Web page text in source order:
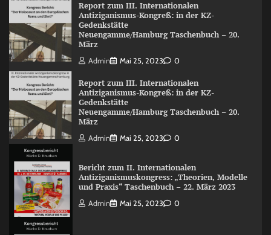
Report zum III. Internationalen
Antiziganismus-Kongreß: in der KZ-
Gedenkstätte
Neuengamme/Hamburg Taschenbuch – 20.
März
Admin Mai 25, 2023 0
Report zum III. Internationalen
Antiziganismus-Kongreß: in der KZ-
Gedenkstätte
Neuengamme/Hamburg Taschenbuch – 20.
März
Admin Mai 25, 2023 0
Bericht zum II. Internationalen
Antiziganismuskongress: „Theorien, Modelle
und Praxis“ Taschenbuch – 22. März 2023
Admin Mai 25, 2023 0